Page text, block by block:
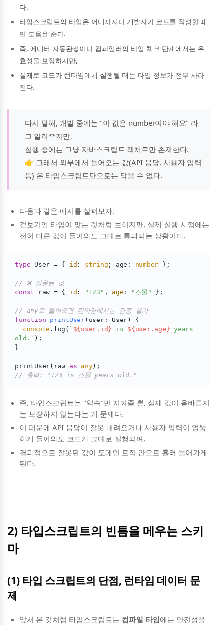
다.
타입스크립트의 타입은 어디까지나 개발자가 코드를 작성할 때
만 도움을 준다.
즉, 에디터 자동완성이나 컴파일러의 타입 체크 단계에서는 유
효성을 보장하지만,
실제로 코드가 런타임에서 실행될 때는 타입 정보가 전부 사라
진다.
다시 말해, 개발 중에는 "이 값은 number여야 해요" 라
고 알려주지만,
실행 중에는 그냥 자바스크립트 객체로만 존재한다.
👉 그래서 외부에서 들어오는 값(API 응답, 사용자 입력
등) 은 타입스크립트만으로는 막을 수 없다.
다음과 같은 예시를 살펴보자.
겉보기엔 타입이 맞는 것처럼 보이지만, 실제 실행 시점에는
전혀 다른 값이 들어와도 그대로 통과되는 상황이다.
type User = { id : string ; age: number };
// ❌ 잘못된 값
const raw = { id : "123" , age : "스물" };
// any로 들어오면 런타임에서는 검증 불가
function
printUser( user: User ) {
console .log( ` ${user.id} is ${user.age} years
old.` );
}
printUser(raw as any
// 출력: "123 is 스물 years old."
즉, 타입스크립트는 "약속"만 지켜줄 뿐, 실제 값이 올바른지
는 보장하지 않는다는 게 문제다.
이 때문에 API 응답이 잘못 내려오거나 사용자 입력이 엉뚱
하게 들어와도 코드가 그대로 실행되며,
결과적으로 잘못된 값이 도메인 로직 안으로 흘러 들어가게
된다.
2) 타입스크립트의 빈틈을 메우는 스키
마
(1) 타입 스크립트의 단점, 런타임 데이터 문
제
앞서 본 것처럼 타입스크립트는 컴파일 타임에는 안전성을